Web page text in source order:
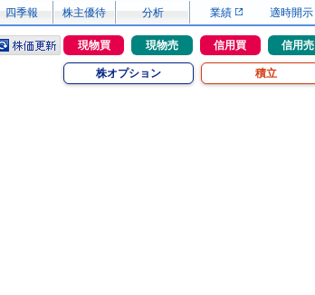
四季報 株主優待 分析 業績 適時開示
現物買 現物売 信用買 信用売
株オプション 積立